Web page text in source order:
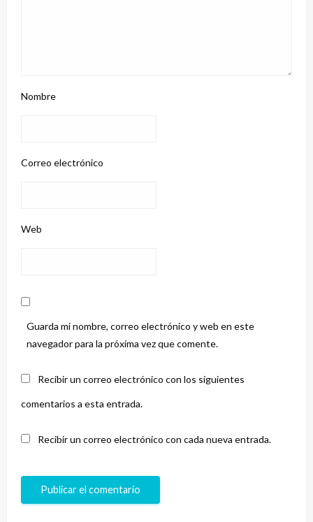
Nombre
Correo electrónico
Web
Guarda mi nombre, correo electrónico y web en este
navegador para la próxima vez que comente.
Recibir un correo electrónico con los siguientes
comentarios a esta entrada.
Recibir un correo electrónico con cada nueva entrada.